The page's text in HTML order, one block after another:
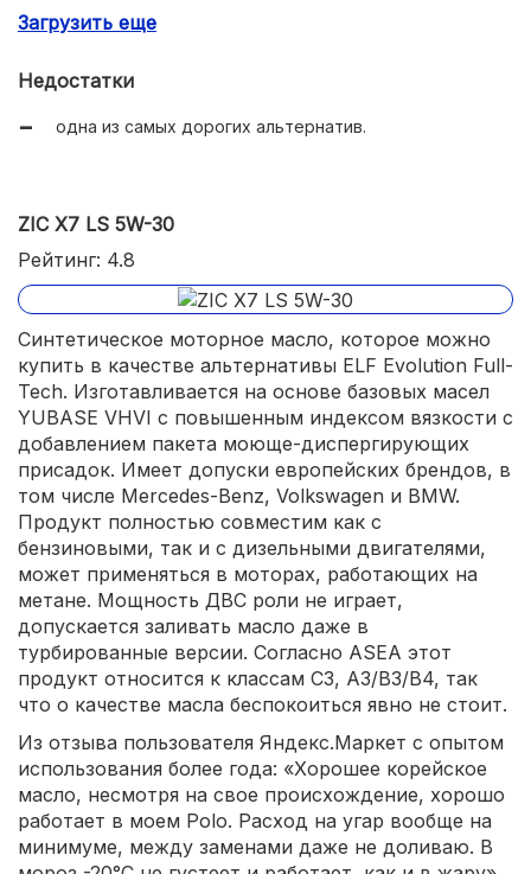
совместимо с турбированными ДВС.
Загрузить еще
Недостатки
одна из самых дорогих альтернатив.
ZIC X7 LS 5W-30
Рейтинг: 4.8
Синтетическое моторное масло, которое можно
купить в качестве альтернативы ELF Evolution Full-
Tech. Изготавливается на основе базовых масел
YUBASE VHVI с повышенным индексом вязкости с
добавлением пакета моюще-диспергирующих
присадок. Имеет допуски европейских брендов, в
том числе Mercedes-Benz, Volkswagen и BMW.
Продукт полностью совместим как с
бензиновыми, так и с дизельными двигателями,
может применяться в моторах, работающих на
метане. Мощность ДВС роли не играет,
допускается заливать масло даже в
турбированные версии. Согласно ASEA этот
продукт относится к классам C3, A3/B3/B4, так
что о качестве масла беспокоиться явно не стоит.
Из отзыва пользователя Яндекс.Маркет с опытом
использования более года: «Хорошее корейское
масло, несмотря на свое происхождение, хорошо
работает в моем Polo. Расход на угар вообще на
минимуме, между заменами даже не доливаю. В